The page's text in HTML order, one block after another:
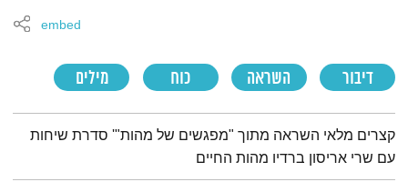
דיבור השראה כוח מילים
embed
תמצית הפודקאסט
קצרים מלאי השראה מתוך "מפגשים של מהות"' סדרת שיחות
עם שרי אריסון ברדיו מהות החיים